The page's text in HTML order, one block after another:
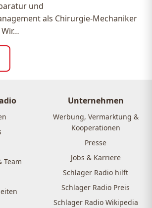
und
als Chirurgie-Mechaniker
Team
Unternehmen
Werbung, Vermarktung &
Kooperationen
Presse
Jobs & Karriere
Schlager Radio hilft
Schlager Radio Preis
Schlager Radio Wikipedia